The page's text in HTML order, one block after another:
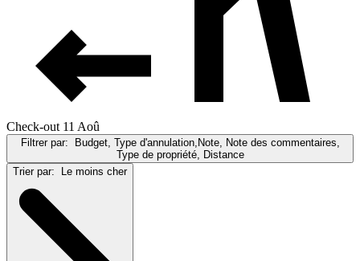
Check-out 11 Aoû
Filtrer par:
Budget, Type d'annulation,Note, Note des commentaires,
Type de propriété, Distance
Trier par:
Le moins cher